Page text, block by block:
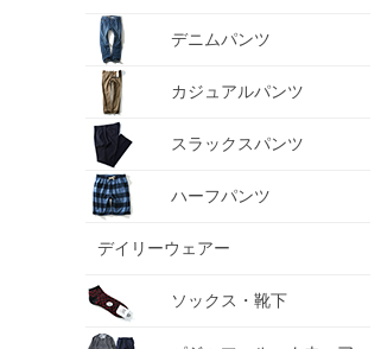
デニムパンツ
カジュアルパンツ
スラックスパンツ
ハーフパンツ
デイリーウェアー
ソックス・靴下